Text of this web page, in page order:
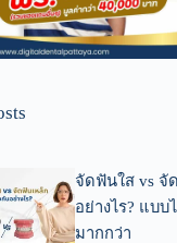
จัดฟันใส vs จั
อย่างไร? แบ
มากกว่า